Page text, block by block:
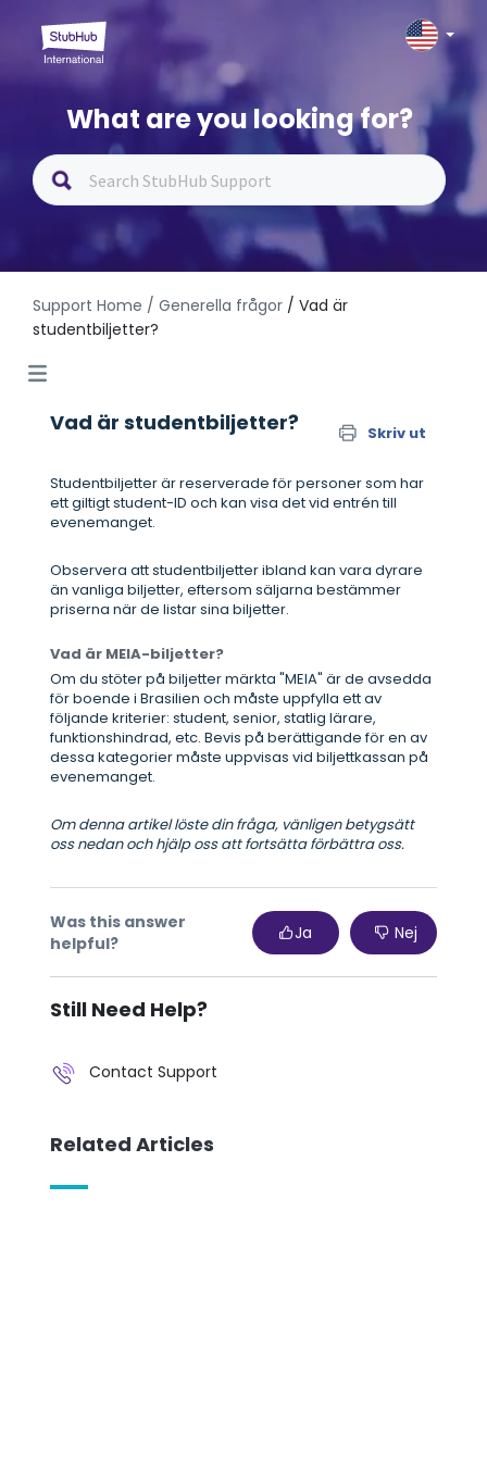
What are you looking for?
Support Home / Generella frågor / Vad är
studentbiljetter?
Vad är studentbiljetter? Skriv ut
Studentbiljetter är reserverade för personer som har
ett giltigt student-ID och kan visa det vid entrén till
evenemanget.
Observera att studentbiljetter ibland kan vara dyrare
än vanliga biljetter, eftersom säljarna bestämmer
priserna när de listar sina biljetter.
Vad är MEIA-biljetter?
Om du stöter på biljetter märkta "MEIA" är de avsedda
för boende i Brasilien och måste uppfylla ett av
följande kriterier: student, senior, statlig lärare,
funktionshindrad, etc. Bevis på berättigande för en av
dessa kategorier måste uppvisas vid biljettkassan på
evenemanget.
Om denna artikel löste din fråga, vänligen betygsätt
oss nedan och hjälp oss att fortsätta förbättra oss.
Was this answer
helpful?
Ja Nej
Still Need Help?
Contact Support
Related Articles